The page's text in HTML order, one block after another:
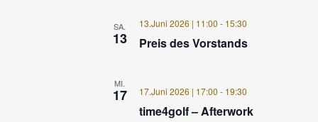
SA.
13 Preis des Vorstands
13.Juni 2026 | 11:00 - 15:30
MI.
17
time4golf – Afterwork
17.Juni 2026 | 17:00 - 19:30